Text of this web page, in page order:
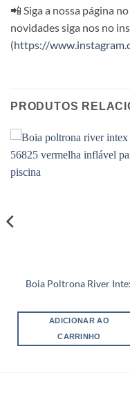
📲 Siga a nossa página
novidades siga nos no
(https://
PRODUTOS
Boia Poltrona River
ADICIONAR AO
CARRINHO